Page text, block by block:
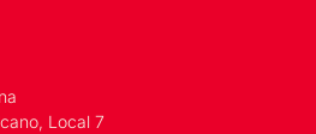
Local 7